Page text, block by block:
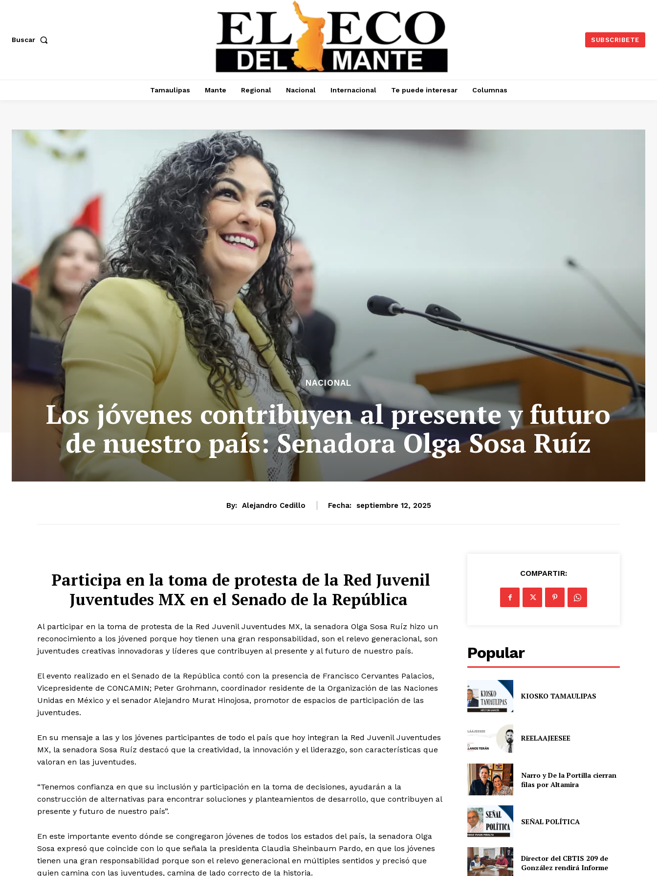
Buscar SUBSCRIBETE
Tamaulipas Mante Regional Nacional Internacional Te puede interesar Columnas
NACIONAL
Los jóvenes contribuyen al presente y futuro
de nuestro país: Senadora Olga Sosa Ruíz
By: Alejandro Cedillo Fecha: septiembre 12, 2025
Participa en la toma de protesta de la Red Juvenil
Juventudes MX en el Senado de la República
Al participar en la toma de protesta de la Red Juvenil Juventudes MX, la senadora Olga Sosa Ruíz hizo un
reconocimiento a los jóvened porque hoy tienen una gran responsabilidad, son el relevo generacional, son
juventudes creativas innovadoras y líderes que contribuyen al presente y al futuro de nuestro país.
El evento realizado en el Senado de la República contó con la presencia de Francisco Cervantes Palacios,
Vicepresidente de CONCAMIN; Peter Grohmann, coordinador residente de la Organización de las Naciones
Unidas en México y el senador Alejandro Murat Hinojosa, promotor de espacios de participación de las
juventudes.
En su mensaje a las y los jóvenes participantes de todo el país que hoy integran la Red Juvenil Juventudes
MX, la senadora Sosa Ruíz destacó que la creatividad, la innovación y el liderazgo, son características que
valoran en las juventudes.
“Tenemos confianza en que su inclusión y participación en la toma de decisiones, ayudarán a la
construcción de alternativas para encontrar soluciones y planteamientos de desarrollo, que contribuyen al
presente y futuro de nuestro país”.
En este importante evento dónde se congregaron jóvenes de todos los estados del país, la senadora Olga
Sosa expresó que coincide con lo que señala la presidenta Claudia Sheinbaum Pardo, en que los jóvenes
tienen una gran responsabilidad porque son el relevo generacional en múltiples sentidos y precisó que
quien camina con las juventudes, camina de lado correcto de la historia.
COMPARTIR:
Popular
KIOSKO TAMAULIPAS
REELAAJEESEE
Narro y De la Portilla cierran
filas por Altamira
SEÑAL POLÍTICA
Director del CBTIS 209 de
González rendirá Informe